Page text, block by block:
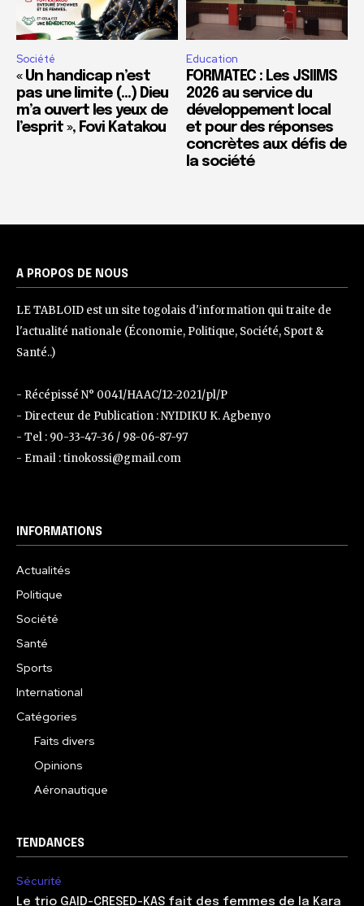
Société
« Un handicap n’est
pas une limite (…) Dieu
m’a ouvert les yeux de
l’esprit », Fovi Katakou
Education
FORMATEC : Les JSIIMS
2026 au service du
développement local
et pour des réponses
concrètes aux défis de
la société
A PROPOS DE NOUS
LE TABLOID est un site togolais d'information qui traite de
l'actualité nationale (Économie, Politique, Société, Sport &
Santé..)
- Récépissé N° 0041/HAAC/12-2021/pl/P
- Directeur de Publication : NYIDIKU K. Agbenyo
- Tel : 90-33-47-36 / 98-06-87-97
- Email : tinokossi@gmail.com
INFORMATIONS
Actualités
Politique
Société
Santé
Sports
International
Catégories
Faits divers
Opinions
Aéronautique
TENDANCES
Sécurité
Le trio GAID-CRESED-KAS fait des femmes de la Kara